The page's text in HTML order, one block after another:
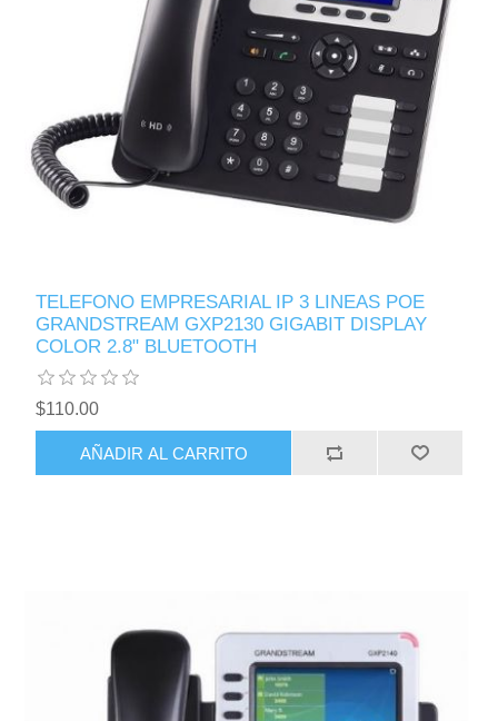
TELEFONO EMPRESARIAL IP 3 LINEAS POE
GRANDSTREAM GXP2130 GIGABIT DISPLAY
COLOR 2.8" BLUETOOTH
$110.00
AÑADIR AL CARRITO